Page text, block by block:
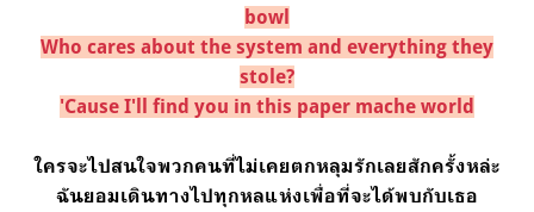
bowl
Who cares about the system and everything they
stole?
'Cause I'll find you in this paper mache world
ใครจะไปสนใจพวกคนที่ไม่เคยตกหลุมรักเลยสักครั้งหล่ะ
ฉันยอมเดินทางไปทุกหลแห่งเพื่อที่จะได้พบกับเธอ